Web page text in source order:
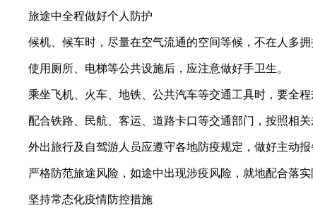
旅途中全程做好个人防护
候机、候车时，尽量在空气流通的空间等候，不在人多
使用厕所、电梯等公共设施后，应注意做好手卫生。
乘坐飞机、火车、地铁、公共汽车等交通工具时，要全
配合铁路、民航、客运、道路卡口等交通部门，按照相
外出旅行及自驾游人员应遵守各地防疫规定，做好主动
严格防范旅途风险，如途中出现涉疫风险，就地配合落实
坚持常态化疫情防控措施